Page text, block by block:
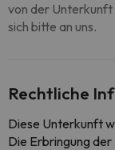
von der Unterkunft
sich bitte an uns.
Rechtliche
Diese Unterkunft
Die Erbringung